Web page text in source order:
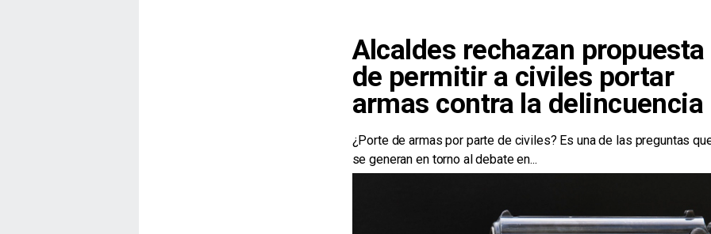
Alcaldes rechazan propuesta
de permitir a civiles portar
armas contra la delincuencia
¿Porte de armas por parte de civiles? Es una de las preguntas
se generan en torno al debate en...